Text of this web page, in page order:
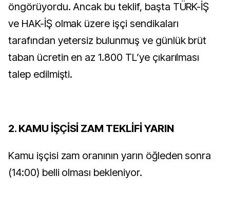
öngörüyordu. Ancak bu teklif, başta TÜRK-İŞ
ve HAK-İŞ olmak üzere işçi sendikaları
tarafından yetersiz bulunmuş ve günlük brüt
taban ücretin en az 1.800 TL’ye çıkarılması
talep edilmişti.
2. KAMU İŞÇİSİ ZAM TEKLİFİ YARIN
Kamu işçisi zam oranının yarın öğleden sonra
(14:00) belli olması bekleniyor.